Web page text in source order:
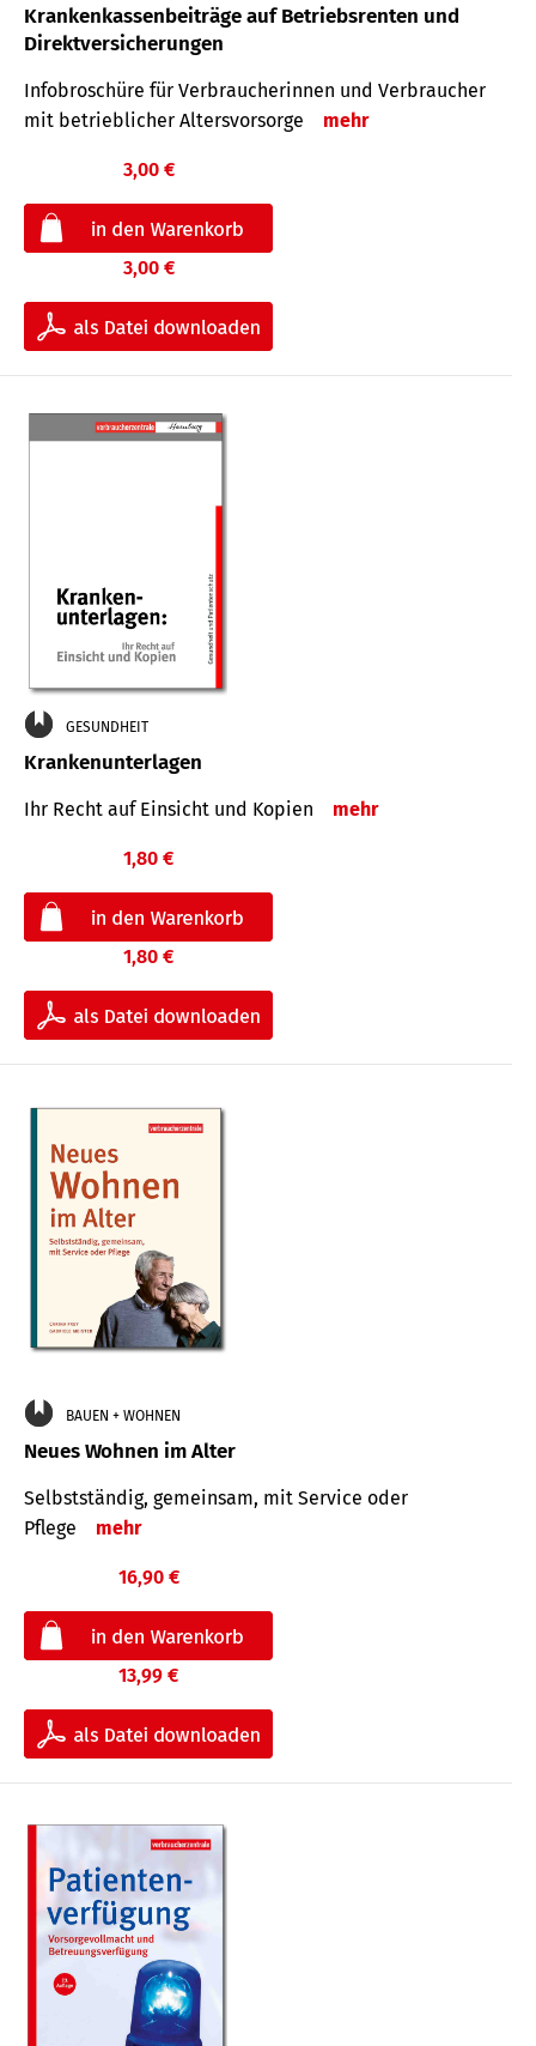
Krankenkassenbeiträge auf Betriebsrenten und
Direktversicherungen
Infobroschüre für Verbraucherinnen und Verbraucher
mit betrieblicher Altersvorsorge
mehr
3,00 €
3,00 €
GESUNDHEIT
Krankenunterlagen
Ihr Recht auf Einsicht und Kopien mehr
1,80 €
1,80 €
BAUEN + WOHNEN
Neues Wohnen im Alter
Selbstständig, gemeinsam, mit Service oder
Pflege
mehr
16,90 €
13,99 €